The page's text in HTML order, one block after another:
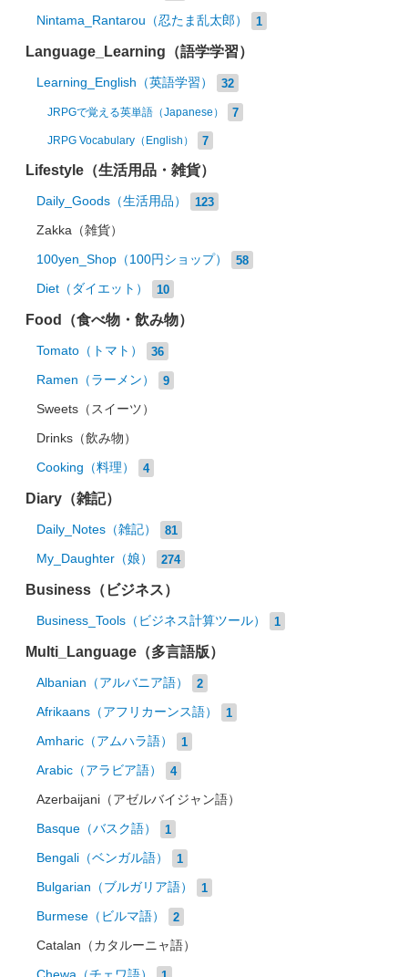
Nintama_Rantarou（忍たま乱太郎） 1
Language_Learning（語学学習）
Learning_English（英語学習） 32
JRPGで覚える英単語（Japanese） 7
JRPG Vocabulary（English） 7
Lifestyle（生活用品・雑貨）
Daily_Goods（生活用品） 123
Zakka（雑貨）
100yen_Shop（100円ショップ） 58
Diet（ダイエット） 10
Food（食べ物・飲み物）
Tomato（トマト） 36
Ramen（ラーメン） 9
Sweets（スイーツ）
Drinks（飲み物）
Cooking（料理） 4
Diary（雑記）
Daily_Notes（雑記） 81
My_Daughter（娘） 274
Business（ビジネス）
Business_Tools（ビジネス計算ツール） 1
Multi_Language（多言語版）
Albanian（アルバニア語） 2
Afrikaans（アフリカーンス語） 1
Amharic（アムハラ語） 1
Arabic（アラビア語） 4
Azerbaijani（アゼルバイジャン語）
Basque（バスク語） 1
Bengali（ベンガル語） 1
Bulgarian（ブルガリア語） 1
Burmese（ビルマ語） 2
Catalan（カタルーニャ語）